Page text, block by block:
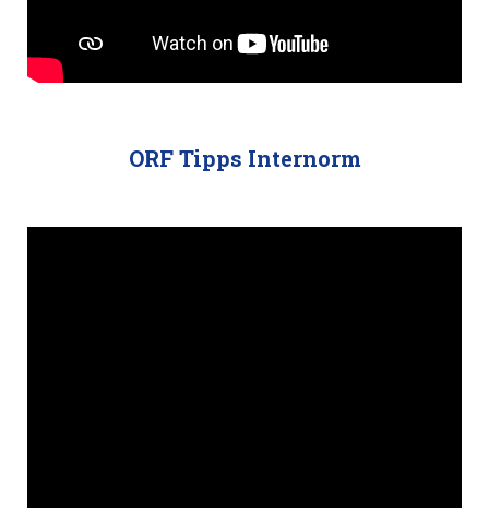
ORF Tipps Internorm